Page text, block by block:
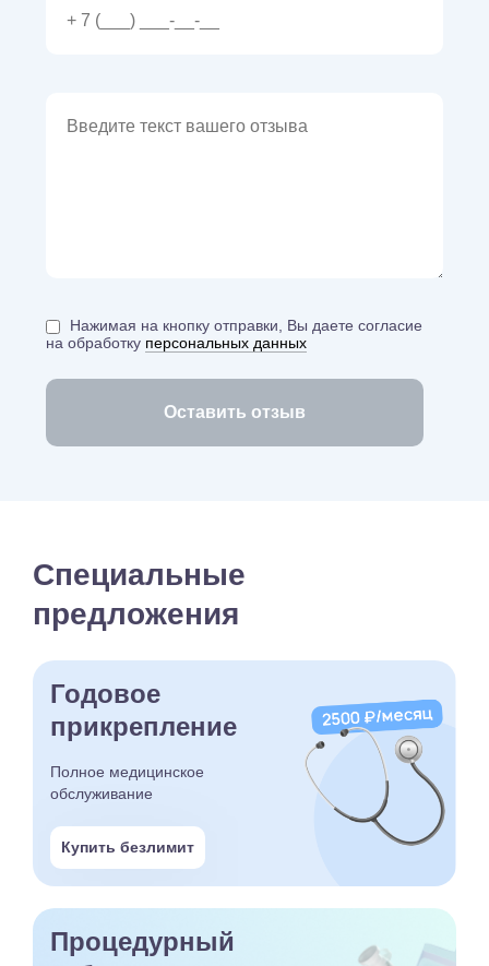
Нажимая на кнопку отправки, Вы даете согласие
на обработку персональных данных
Специальные
предложения
Годовое
прикрепление
Полное медицинское
обслуживание
Купить безлимит
Процедурный